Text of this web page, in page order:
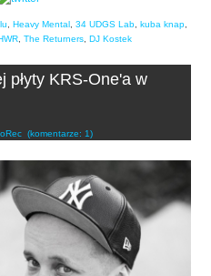
Heavy Mental 34 UDGS Lab kuba knap
The Returners DJ Kostek
płyty KRS-One'a w
(komentarze: 1)